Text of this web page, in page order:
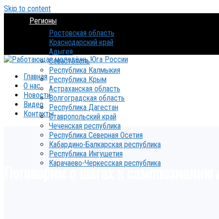
Skip to content
Регионы
Ростовская область
Краснодарский край
Адыгея
Севастополь
Республика Калмыкия
Республика Крым
Астраханская область
Волгоградская область
Республика Дагестан
Ставропольский край
Чеченская республика
Республика Северная Осетия
Кабардино-Балкарская республика
Республика Ингушетия
Карачаево-Черкесская республика
Главная
О нас
Новости
Видео
Контакты
Поговорим о шагах к